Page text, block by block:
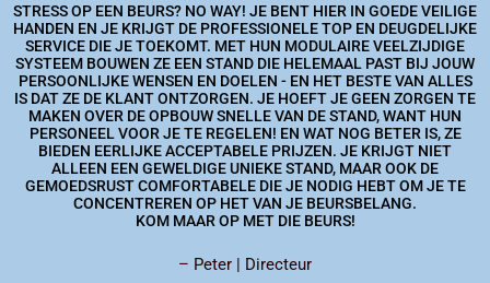
STRESS OP EEN BEURS? NO WAY! JE BENT HIER IN GOEDE VEILIGE
HANDEN EN JE KRIJGT DE PROFESSIONELE TOP EN DEUGDELIJKE
SERVICE DIE JE TOEKOMT. MET HUN MODULAIRE VEELZIJDIGE
SYSTEEM BOUWEN ZE EEN STAND DIE HELEMAAL PAST BIJ JOUW
PERSOONLIJKE WENSEN EN DOELEN - EN HET BESTE VAN ALLES
IS DAT ZE DE KLANT ONTZORGEN. JE HOEFT JE GEEN ZORGEN TE
MAKEN OVER DE OPBOUW SNELLE VAN DE STAND, WANT HUN
PERSONEEL VOOR JE TE REGELEN! EN WAT NOG BETER IS, ZE
BIEDEN EERLIJKE ACCEPTABELE PRIJZEN. JE KRIJGT NIET
ALLEEN EEN GEWELDIGE UNIEKE STAND, MAAR OOK DE
GEMOEDSRUST COMFORTABELE DIE JE NODIG HEBT OM JE TE
CONCENTREREN OP HET VAN JE BEURSBELANG.
KOM MAAR OP MET DIE BEURS!
– Peter | Directeur